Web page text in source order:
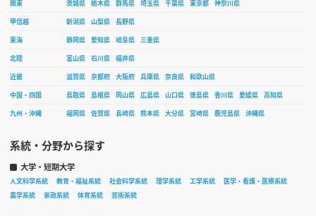
関東
茨城県 栃木県 群馬県 埼玉県 千葉県 東京都
神奈川県
甲信越
新潟県 山梨県
長野県
東海
静岡県 愛知県 岐阜県
三重県
北陸
富山県 石川県
福井県
近畿
滋賀県 京都府 大阪府 兵庫県 奈良県
和歌山県
中国・四国
鳥取県 島根県 岡山県 広島県 山口県 徳島県 香川県 愛媛県
高知県
九州・沖縄
福岡県 佐賀県 長崎県 熊本県 大分県 宮崎県 鹿児島県 沖縄県
系統・分野から探す
大学・短期大学
人文科学系統 教育・福祉系統 社会科学系統 理学系統 工学系統
医学・看護・医療系統
農学系統
家政系統 体育系統 芸術系統